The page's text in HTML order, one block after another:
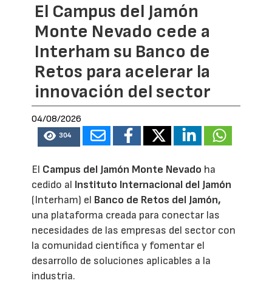
El Campus del Jamón
Monte Nevado cede a
Interham su Banco de
Retos para acelerar la
innovación del sector
04/08/2026
304
El Campus del Jamón Monte Nevado ha
cedido al Instituto Internacional del Jamón
(Interham) el Banco de Retos del Jamón,
una plataforma creada para conectar las
necesidades de las empresas del sector con
la comunidad científica y fomentar el
desarrollo de soluciones aplicables a la
industria.